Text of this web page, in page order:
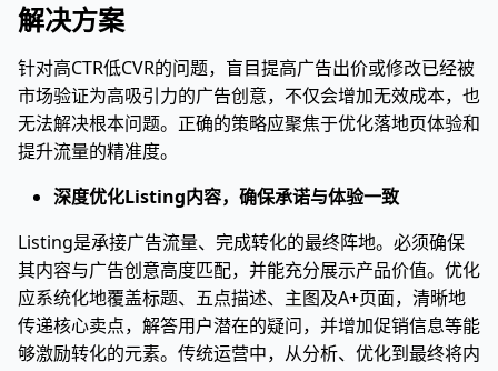
解决方案
针对高CTR低CVR的问题，盲目提高广告出价或修改已经被
市场验证为高吸引力的广告创意，不仅会增加无效成本，也
无法解决根本问题。正确的策略应聚焦于优化落地页体验和
提升流量的精准度。
深度优化Listing内容，确保承诺与体验一致
Listing是承接广告流量、完成转化的最终阵地。必须确保
其内容与广告创意高度匹配，并能充分展示产品价值。优化
应系统化地覆盖标题、五点描述、主图及A+页面，清晰地
传递核心卖点，解答用户潜在的疑问，并增加促销信息等能
够激励转化的元素。传统运营中，从分析、优化到最终将内